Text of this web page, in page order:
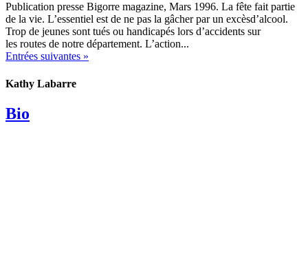
Publication presse Bigorre magazine, Mars 1996. La fête fait partie
de la vie. L’essentiel est de ne pas la gâcher par un excèsd’alcool.
Trop de jeunes sont tués ou handicapés lors d’accidents sur
les routes de notre département. L’action...
Entrées suivantes »
Kathy Labarre
Bio